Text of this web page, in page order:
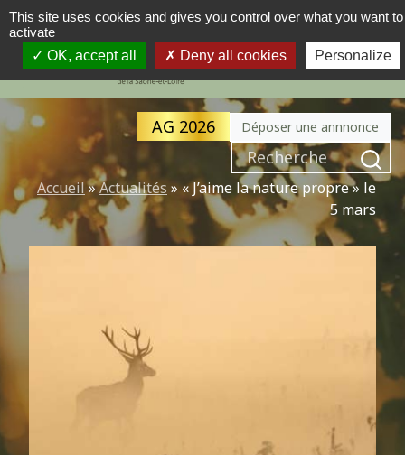
NAVIGATION PRINCIPALE
MENU
AG 2026 Déposer une annnonce
Recherche pour :
Accueil»Actualités »« J’aime la nature propre » le
5 mars
This site uses cookies and gives you control over what you want to
activate
OK, accept all
Deny all cookies Personalize